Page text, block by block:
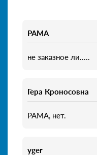
РАМА
не заказное ли.....
Гера Кроносовна
РАМА, нет.
yger